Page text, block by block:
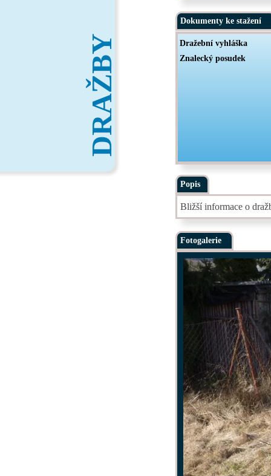
DRAŽBY
Dokumenty ke stažení
Dražební vyhláška
Znalecký posudek
Popis
Bližší informace o
Fotogalerie